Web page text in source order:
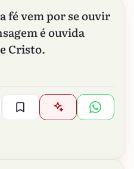
fé vem por se ouvir
é ouvida
Cristo.